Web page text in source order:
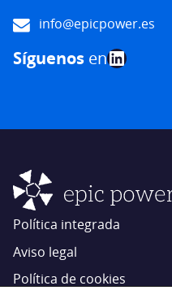
info@epicpower.es
Síguenos enLinkedIn
Política integrada
Aviso legal
Política de cookies